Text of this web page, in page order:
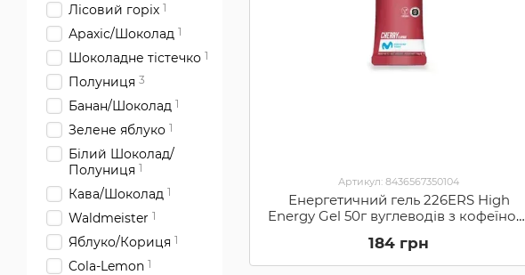
Артикул: 8436567350104
Енергетичний гель 226ERS High
Energy Gel 50г вуглеводів з кофеїном,
184 грн
Лісовий горіх 1
Арахіс/Шоколад 1
Шоколадне тістечко 1
Полуниця 3
Банан/Шоколад 1
Зелене яблуко 1
Білий Шоколад/
Полуниця 1
Кава/Шоколад 1
Waldmeister 1
Яблуко/Кориця 1
Cola-Lemon 1